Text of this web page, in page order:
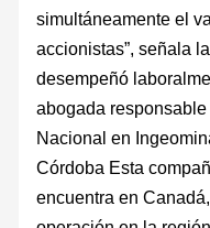
simultáneamente el
accionistas”, señala
desempeñó
abogada
Nacional en
Córdoba Esta
encuentra en